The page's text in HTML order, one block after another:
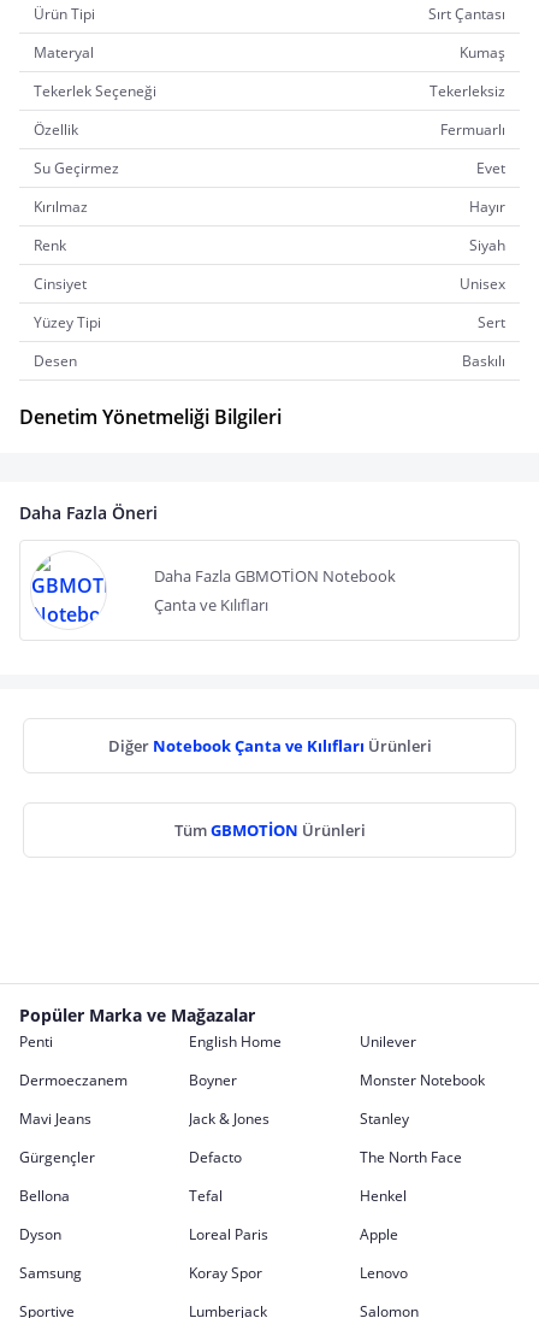
Ürün Tipi
Sırt Çantası
Materyal
Kumaş
Tekerlek Seçeneği
Tekerleksiz
Özellik
Fermuarlı
Su Geçirmez
Evet
Kırılmaz
Hayır
Renk
Siyah
Cinsiyet
Unisex
Yüzey Tipi
Sert
Desen
Baskılı
Denetim Yönetmeliği Bilgileri
Daha Fazla Öneri
Daha Fazla GBMOTİON Notebook
Çanta ve Kılıfları
Diğer Notebook Çanta ve Kılıfları Ürünleri
TümGBMOTİON Ürünleri
Popüler Marka ve Mağazalar
Penti English Home
Unilever
Dermoeczanem
Boyner
Monster Notebook
Mavi Jeans
Jack & Jones
Stanley
Gürgençler
Defacto
The North Face
Bellona
Tefal
Henkel
Dyson
Loreal Paris
Apple
Samsung
Koray Spor
Lenovo
Sportive
Lumberjack Salomon